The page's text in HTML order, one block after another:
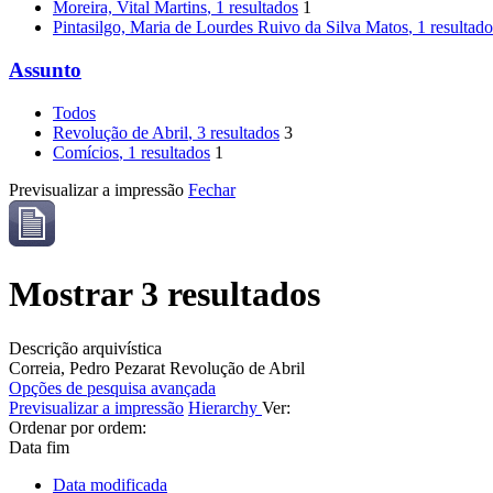
Moreira, Vital Martins, 1 resultados 1
Pintasilgo, Maria de Lourdes Ruivo da Silva Matos, 1
Assunto
Todos
Revolução de Abril, 3 resultados 3
Comícios, 1 resultados 1
Previsualizar a impressão Fechar
Mostrar 3 resultados
Descrição arquivística
Correia, Pedro Pezarat Revolução de Abril
Opções de pesquisa avançada
Previsualizar a impressão Hierarchy Ver:
Ordenar por ordem:
Data fim
Data modificada